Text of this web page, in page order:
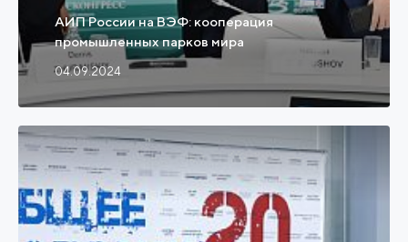
АИП России на ВЭФ: кооперация
промышленных парков мира
04.09.2024